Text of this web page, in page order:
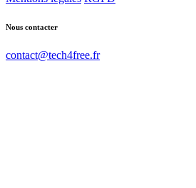
Nous contacter
contact@tech4free.fr